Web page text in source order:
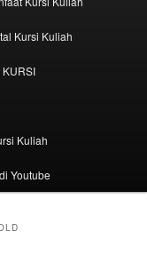
Kursi Kuliah
KURSI
Kuliah
Youtube